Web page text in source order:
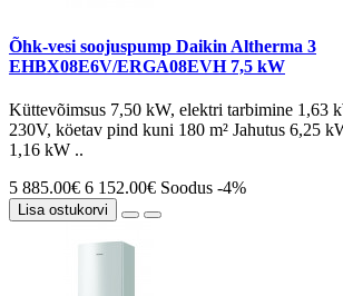
Õhk-vesi soojuspump Daikin Altherma 3
EHBX08E6V/ERGA08EVH 7,5 kW
Küttevõimsus 7,50 kW, elektri tarbimine 1,63
230V, köetav pind kuni 180 m² Jahutus 6,25
1,16 kW ..
5 885.00€ 6 152.00€ Soodus -4%
Lisa ostukorvi